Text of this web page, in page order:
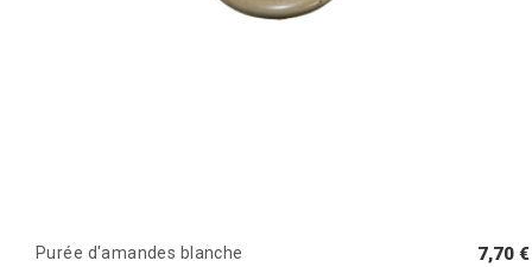
Purée d'amandes blanche 7,70 €